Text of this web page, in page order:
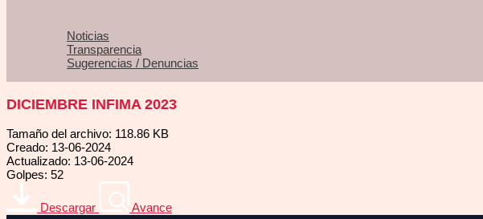
Noticias
Transparencia
Sugerencias / Denuncias
DICIEMBRE INFIMA 2023
Tamaño del archivo: 118.86 KB
Creado: 13-06-2024
Actualizado: 13-06-2024
Golpes: 52
Descargar Avance